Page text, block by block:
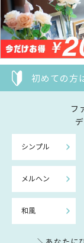
初めての方
フ
シンプル
メルヘン
和風